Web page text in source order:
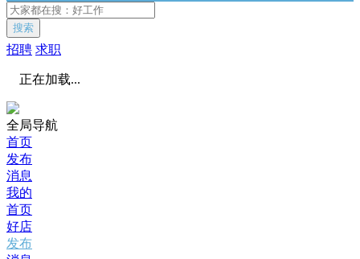
搜索
招聘 求职
正在加载...
全局导航
首页
发布
消息
我的
首页
好店
发布